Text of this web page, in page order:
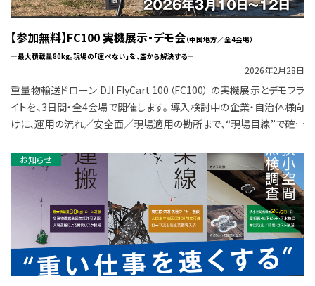
【参加無料】FC100 実機展示・デモ会（中国地方／全4会場）
―最大積載量80kg。現場の「運べない」を、空から解決する―
2026年2月28日
重量物輸送ドローン DJI FlyCart 100（FC100） の実機展示とデモフラ
イトを、3日間・全4会場で開催します。 導入検討中の企業・自治体様向
けに、運用の流れ／安全面／現場適用の勘所まで、“現場目線”で確認
お知らせ